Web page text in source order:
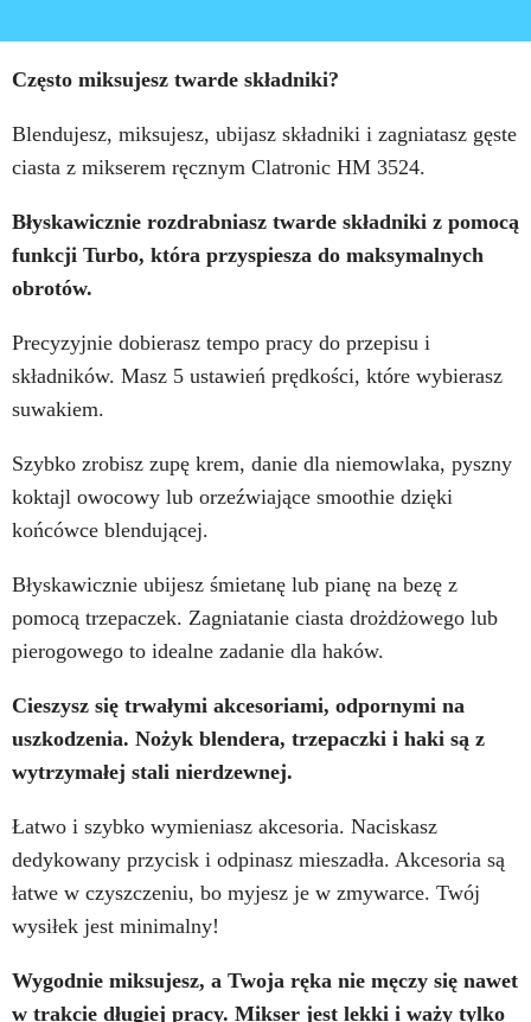
Często miksujesz twarde składniki?
Blendujesz, miksujesz, ubijasz składniki i zagniatasz gęste
ciasta z mikserem ręcznym Clatronic HM 3524.
Błyskawicznie rozdrabniasz twarde składniki z pomocą
funkcji Turbo, która przyspiesza do maksymalnych
obrotów.
Precyzyjnie dobierasz tempo pracy do przepisu i
składników. Masz 5 ustawień prędkości, które wybierasz
suwakiem.
Szybko zrobisz zupę krem, danie dla niemowlaka, pyszny
koktajl owocowy lub orzeźwiające smoothie dzięki
końcówce blendującej.
Błyskawicznie ubijesz śmietanę lub pianę na bezę z
pomocą trzepaczek. Zagniatanie ciasta drożdżowego lub
pierogowego to idealne zadanie dla haków.
Cieszysz się trwałymi akcesoriami, odpornymi na
uszkodzenia. Nożyk blendera, trzepaczki i haki są z
wytrzymałej stali nierdzewnej.
Łatwo i szybko wymieniasz akcesoria. Naciskasz
dedykowany przycisk i odpinasz mieszadła. Akcesoria są
łatwe w czyszczeniu, bo myjesz je w zmywarce. Twój
wysiłek jest minimalny!
Wygodnie miksujesz, a Twoja ręka nie męczy się nawet
w trakcie długiej pracy. Mikser jest lekki i waży tylko